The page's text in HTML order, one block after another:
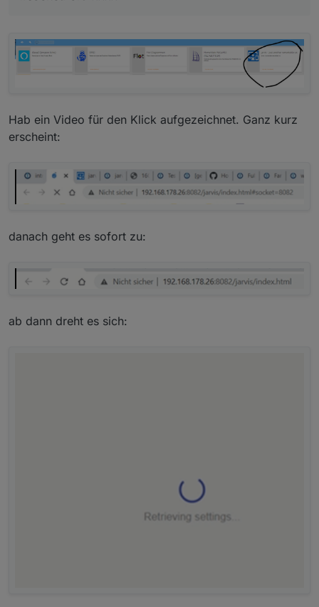
Hab ein Video für den Klick aufgezeichnet. Ganz kurz
erscheint:
danach geht es sofort zu:
ab dann dreht es sich: